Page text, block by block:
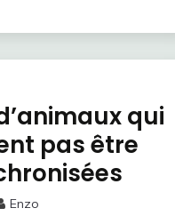
qui
pas être
Enzo